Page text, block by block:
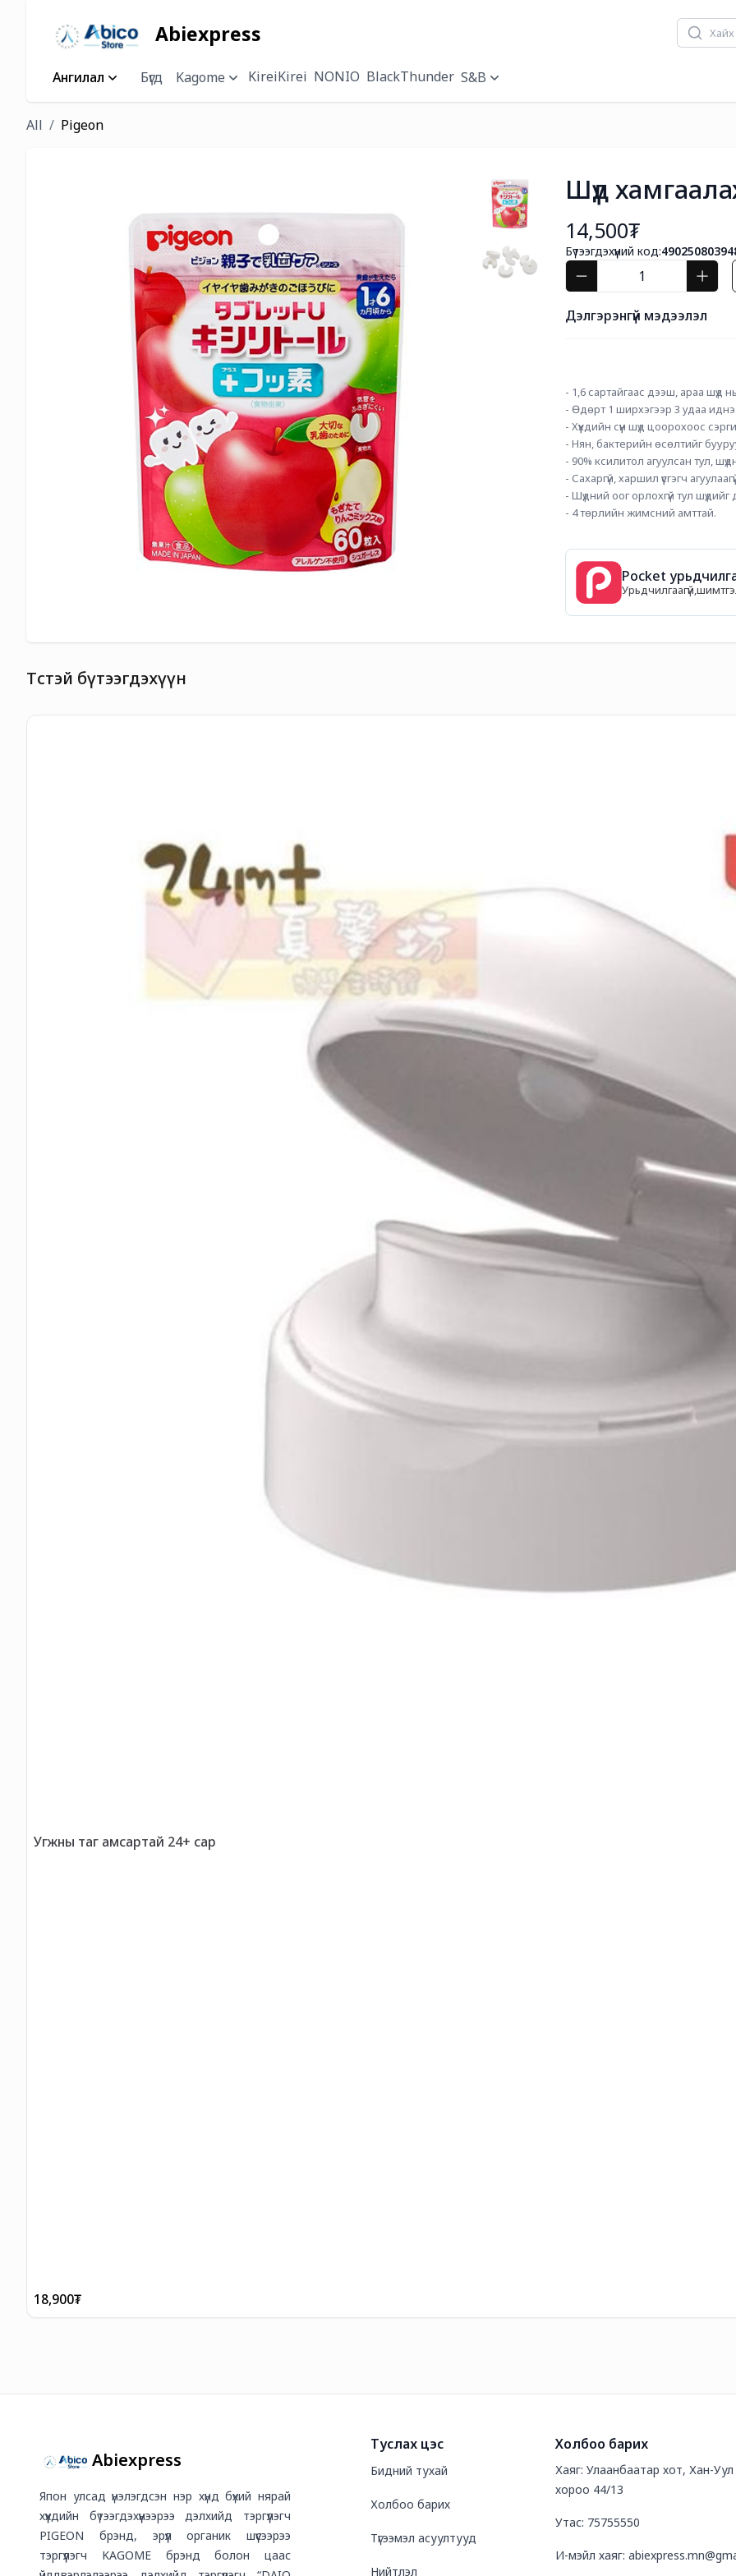
Abiexpress
Ангилал Бүгд Kagome KireiKirei NONIO BlackThunder S&B
All Pigeon
Шүд
14,500₮
Бүтээгдэхүүний код:
Дэлгэрэнгүй мэдээлэл
- 1,6 сартайгаас дээш, араа шүд
- Өдөрт 1 ширхэгээр 3 удаа
- Хүүхдийн сүүн шүд цоорохоос
- Нян, бактерийн өсөлтийг
- 90% ксилитол агуулсан тул,
- Сахаргүй, харшил үүсгэгч
- Шүдний оог орлохгүй тул шүдийг
- 4 төрлийн жимсний амттай.
Pocket
Төстэй бүтээгдэхүүн
Угжны таг амсартай 24+ сар
18,900₮
Abiexpress
Япон улсад үнэлэгдсэн нэр хүнд бүхий нярай
хүүхдийн бүтээгдэхүүнээрээ дэлхийд тэргүүлэгч
PIGEON брэнд, эрүүл органик шүүсээрээ
тэргүүлэгч KAGOME брэнд болон цаас
Туслах цэс
Бидний тухай
Холбоо барих
Түгээмэл асуултууд
Нийтлэл
Холбоо барих
Хаяг: Улаанбаатар хот, Хан-Уул
хороо 44/13
Утас: 75755550
И-мэйл хаяг: